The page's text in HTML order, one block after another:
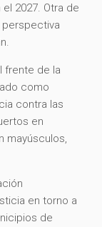
2027. Otra de
frente de la
como
contra las
en
mayúsculos,
en torno a
de